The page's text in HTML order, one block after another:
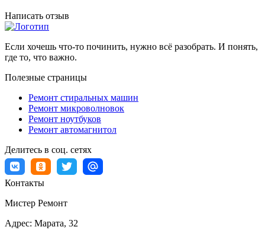
Написать отзыв
Если хочешь что-то починить, нужно всё разобрать. И понять,
где то, что важно.
Полезные страницы
Ремонт стиральных машин
Ремонт микроволновок
Ремонт ноутбуков
Ремонт автомагнитол
Делитесь в соц. сетях
Контакты
Мистер Ремонт
Адрес: Марата, 32